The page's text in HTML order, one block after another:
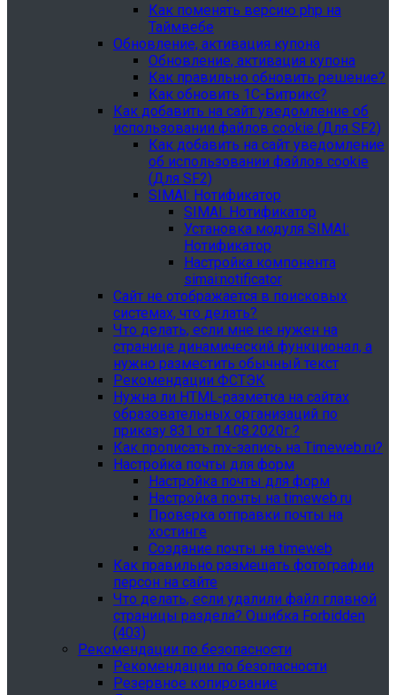
Как поменять версию php на
Таймвебе
Обновление, активация купона
Обновление, активация купона
Как правильно обновить решение?
Как обновить 1С-Битрикс?
Как добавить на сайт уведомление об
использовании файлов cookie (Для SF2)
Как добавить на сайт уведомление
об использовании файлов cookie
(Для SF2)
SIMAI: Нотификатор
SIMAI: Нотификатор
Установка модуля SIMAI:
Нотификатор
Настройка компонента
simai:notificator
Сайт не отображается в поисковых
системах, что делать?
Что делать, если мне не нужен на
странице динамический функционал, а
нужно разместить обычный текст
Рекомендации ФСТЭК
Нужна ли HTML-разметка на сайтах
образовательных организаций по
приказу 831 от 14.08.2020г.?
Как прописать mx-запись на Timeweb.ru?
Настройка почты для форм
Настройка почты для форм
Настройка почты на timeweb.ru
Проверка отправки почты на
хостинге
Создание почты на timeweb
Как правильно размещать фотографии
персон на сайте
Что делать, если удалили файл главной
страницы раздела? Ошибка Forbidden
(403)
Рекомендации по безопасности
Рекомендации по безопасности
Резервное копирование